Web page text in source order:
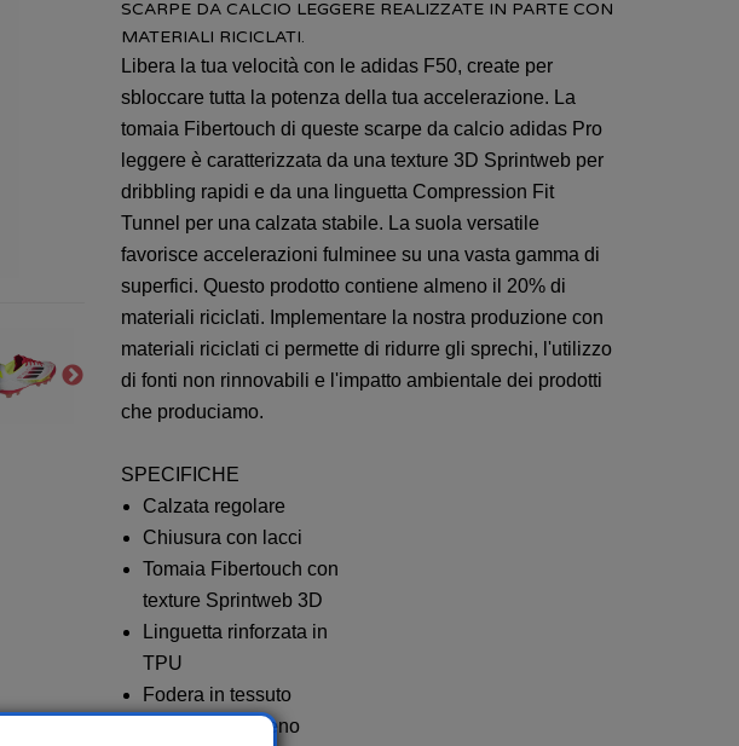
SCARPE DA CALCIO LEGGERE REALIZZATE IN PARTE CON
MATERIALI RICICLATI.
Libera la tua velocità con le adidas F50, create per
sbloccare tutta la potenza della tua accelerazione. La
tomaia Fibertouch di queste scarpe da calcio adidas Pro
leggere è caratterizzata da una texture 3D Sprintweb per
dribbling rapidi e da una linguetta Compression Fit
Tunnel per una calzata stabile. La suola versatile
favorisce accelerazioni fulminee su una vasta gamma di
superfici. Questo prodotto contiene almeno il 20% di
materiali riciclati. Implementare la nostra produzione con
materiali riciclati ci permette di ridurre gli sprechi, l'utilizzo
di fonti non rinnovabili e l'impatto ambientale dei prodotti
che produciamo.
SPECIFICHE
Calzata regolare
Chiusura con lacci
Tomaia Fibertouch con
texture Sprintweb 3D
Linguetta rinforzata in
TPU
Fodera in tessuto
Suola multiterreno